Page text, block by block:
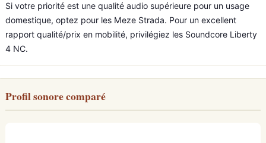
Si votre priorité est une qualité audio supérieure pour un usage
domestique, optez pour les Meze Strada. Pour un excellent
rapport qualité/prix en mobilité, privilégiez les Soundcore Liberty
4 NC.
Profil sonore comparé